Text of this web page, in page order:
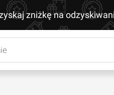
zniżkę na